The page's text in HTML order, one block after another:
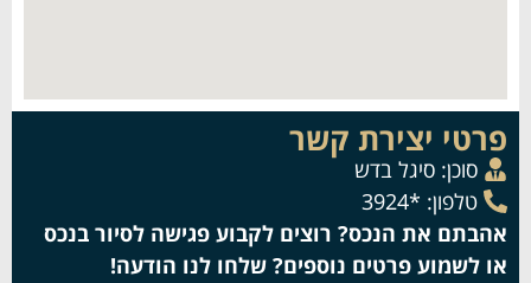
פרטי יצירת קשר
סוכן: סיגל בדש
טלפון: *3924
אהבתם את הנכס? רוצים לקבוע פגישה לסיור בנכס
או לשמוע פרטים נוספים? שלחו לנו הודעה!